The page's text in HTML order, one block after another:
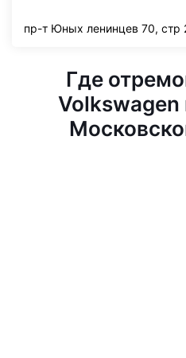
пр-т Юных ленинцев 70, стр
Где
Volkswagen